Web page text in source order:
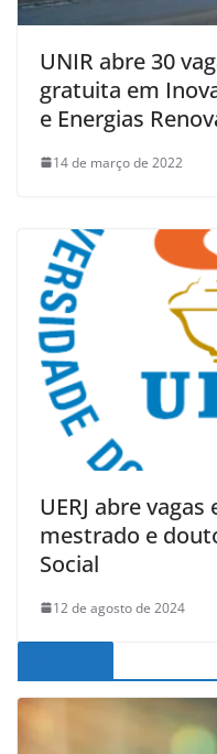
UNIR abre 30
gratuita em
e Energias
14 de março de 2022
UERJ abre
mestrado e
Social
12 de agosto de 2024